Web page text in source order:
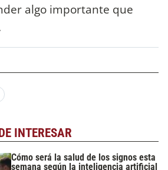
algo importante que
INTERESAR
Cómo será la salud de los signos esta
semana según la inteligencia artificial